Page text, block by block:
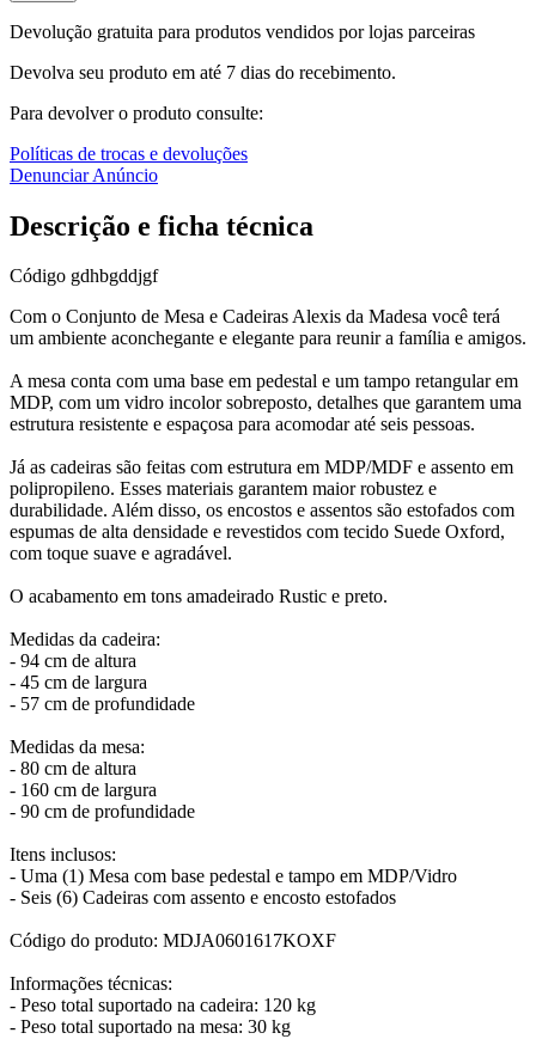
Devolução gratuita para produtos vendidos por lojas parceiras
Devolva seu produto em até 7 dias do recebimento.
Para devolver o produto consulte:
Políticas de trocas e devoluções
Denunciar Anúncio
Descrição e ficha técnica
Código gdhbgddjgf
Com o Conjunto de Mesa e Cadeiras Alexis da Madesa você terá
um ambiente aconchegante e elegante para reunir a família e amigos.
A mesa conta com uma base em pedestal e um tampo retangular em
MDP, com um vidro incolor sobreposto, detalhes que garantem uma
estrutura resistente e espaçosa para acomodar até seis pessoas.
Já as cadeiras são feitas com estrutura em MDP/MDF e assento em
polipropileno. Esses materiais garantem maior robustez e
durabilidade. Além disso, os encostos e assentos são estofados com
espumas de alta densidade e revestidos com tecido Suede Oxford,
com toque suave e agradável.
O acabamento em tons amadeirado Rustic e preto.
Medidas da cadeira:
- 94 cm de altura
- 45 cm de largura
- 57 cm de profundidade
Medidas da mesa:
- 80 cm de altura
- 160 cm de largura
- 90 cm de profundidade
Itens inclusos:
- Uma (1) Mesa com base pedestal e tampo em MDP/Vidro
- Seis (6) Cadeiras com assento e encosto estofados
Código do produto: MDJA0601617KOXF
Informações técnicas:
- Peso total suportado na cadeira: 120 kg
- Peso total suportado na mesa: 30 kg